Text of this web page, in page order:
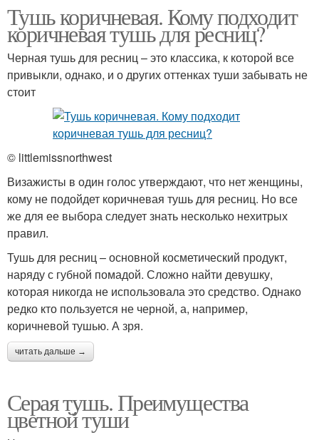
Тушь коричневая. Кому подходит
коричневая тушь для ресниц?
Черная тушь для ресниц – это классика, к которой все
привыкли, однако, и о других оттенках туши забывать не
стоит
© littlemissnorthwest
Визажисты в один голос утверждают, что нет женщины,
кому не подойдет коричневая тушь для ресниц. Но все
же для ее выбора следует знать несколько нехитрых
правил.
Тушь для ресниц – основной косметический продукт,
наряду с губной помадой. Сложно найти девушку,
которая никогда не использовала это средство. Однако
редко кто пользуется не черной, а, например,
коричневой тушью. А зря.
читать дальше →
Серая тушь. Преимущества
цветной туши